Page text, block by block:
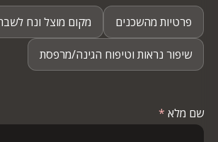
פרטיות מהשכנים
מקום מוצל ונח
שיפור נראות וטיפוח הגינה/מרפסת
שם מלא *